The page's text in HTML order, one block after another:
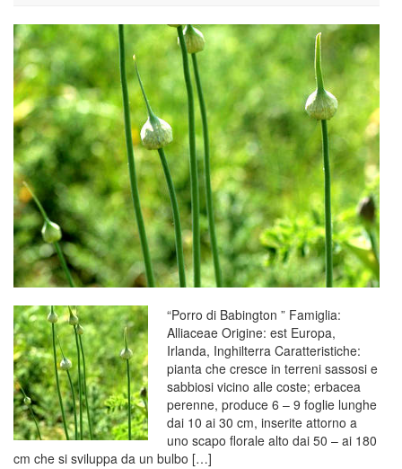
“Porro di Babington ” Famiglia:
Alliaceae Origine: est Europa,
Irlanda, Inghilterra Caratteristiche:
pianta che cresce in terreni sassosi e
sabbiosi vicino alle coste; erbacea
perenne, produce 6 – 9 foglie lunghe
dai 10 ai 30 cm, inserite attorno a
uno scapo florale alto dai 50 – ai 180
cm che si sviluppa da un bulbo […]